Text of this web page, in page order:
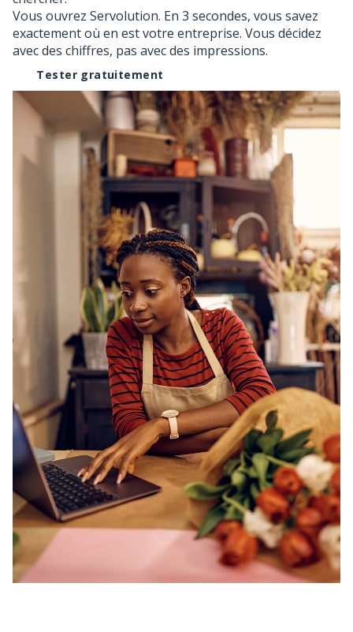
Vous ouvrez Servolution. En 3 secondes, vous savez
exactement où en est votre entreprise. Vous décidez
avec des chiffres, pas avec des impressions.
Tester gratuitement